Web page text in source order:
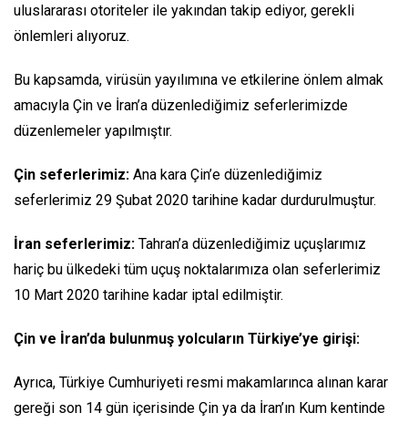
uluslararası otoriteler ile yakından takip ediyor, gerekli
önlemleri alıyoruz.
Bu kapsamda, virüsün yayılımına ve etkilerine önlem almak
amacıyla Çin ve İran’a düzenlediğimiz seferlerimizde
düzenlemeler yapılmıştır.
Çin seferlerimiz: Ana kara Çin’e düzenlediğimiz
seferlerimiz 29 Şubat 2020 tarihine kadar durdurulmuştur.
İran seferlerimiz: Tahran’a düzenlediğimiz uçuşlarımız
hariç bu ülkedeki tüm uçuş noktalarımıza olan seferlerimiz
10 Mart 2020 tarihine kadar iptal edilmiştir.
Çin ve İran’da bulunmuş yolcuların Türkiye’ye girişi:
Ayrıca, Türkiye Cumhuriyeti resmi makamlarınca alınan karar
gereği son 14 gün içerisinde Çin ya da İran’ın Kum kentinde